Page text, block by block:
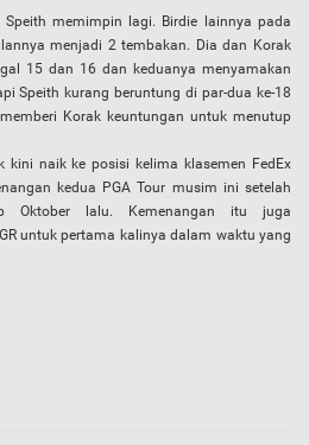
memimpin lagi. Birdie lainnya pada
menjadi 2 tembakan. Dia dan Korak
15 dan 16 dan keduanya menyamakan
Speith kurang beruntung di par-dua ke-18
Korak keuntungan untuk menutup
kini naik ke posisi kelima klasemen FedEx
kedua PGA Tour musim ini setelah
Oktober lalu. Kemenangan itu juga
untuk pertama kalinya dalam waktu yang